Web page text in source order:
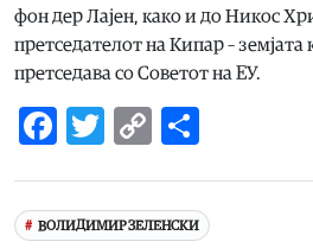
фон дер Лајен, како и до Никос
претседателот на Кипар – земјата
претседава со Советот на ЕУ.
Facebook
Twitter
Copy
ВОЛИДИМИР ЗЕЛЕНСКИ